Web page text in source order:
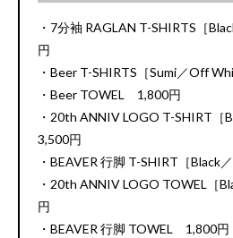
・7分袖 RAGLAN T-SHIRTS［
円
・Beer T-SHIRTS［Sumi／Off
・Beer TOWEL 1,800円
・20th ANNIV LOGO T-SHIRT
3,500円
・BEAVER 行脚 T-SHIRT［
・20th ANNIV LOGO TOWEL［
円
・BEAVER 行脚 TOWEL 1,800円